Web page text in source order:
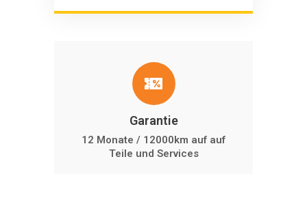
Garantie
12 Monate / 12000km auf auf
Teile und Services